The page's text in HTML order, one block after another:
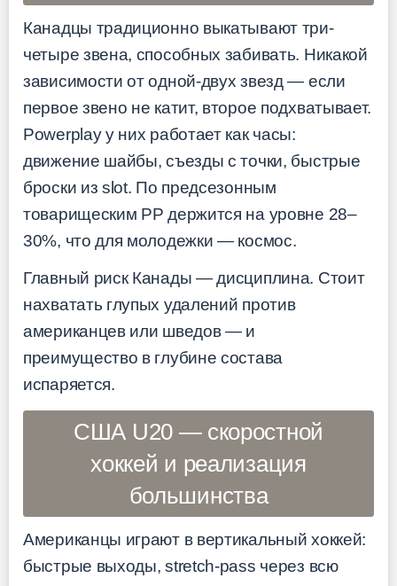
Канадцы традиционно выкатывают три-
четыре звена, способных забивать. Никакой
зависимости от одной-двух звезд — если
первое звено не катит, второе подхватывает.
Powerplay у них работает как часы:
движение шайбы, съезды с точки, быстрые
броски из slot. По предсезонным
товарищеским PP держится на уровне 28–
30%, что для молодежки — космос.
Главный риск Канады — дисциплина. Стоит
нахватать глупых удалений против
американцев или шведов — и
преимущество в глубине состава
испаряется.
США U20 — скоростной
хоккей и реализация
большинства
Американцы играют в вертикальный хоккей:
быстрые выходы, stretch-pass через всю